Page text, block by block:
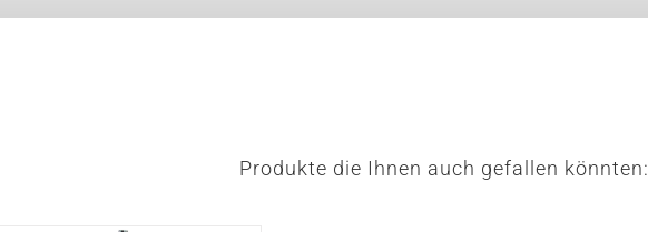
Produkte die Ihnen auch gefallen könnten: